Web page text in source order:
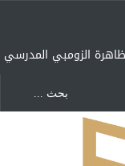
ظاهرة الزومبي المدرسي
أنضرب ومافيني إلا
هل هذا مبرر
أسلوب التربية
برامج توعية الأطفال
الجسد وقاية لا